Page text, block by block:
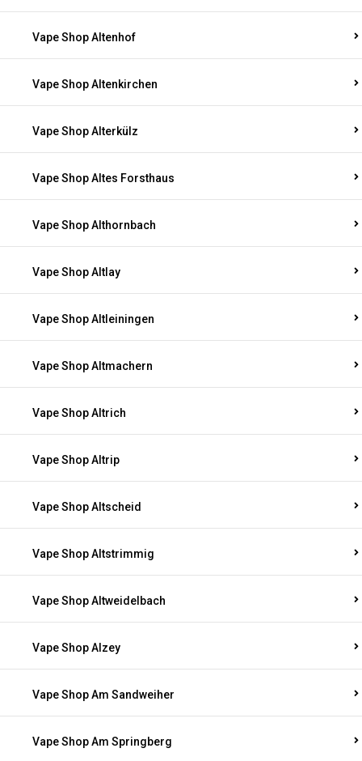
Vape Shop Altenhof
Vape Shop Altenkirchen
Vape Shop Alterkülz
Vape Shop Altes Forsthaus
Vape Shop Althornbach
Vape Shop Altlay
Vape Shop Altleiningen
Vape Shop Altmachern
Vape Shop Altrich
Vape Shop Altrip
Vape Shop Altscheid
Vape Shop Altstrimmig
Vape Shop Altweidelbach
Vape Shop Alzey
Vape Shop Am Sandweiher
Vape Shop Am Springberg